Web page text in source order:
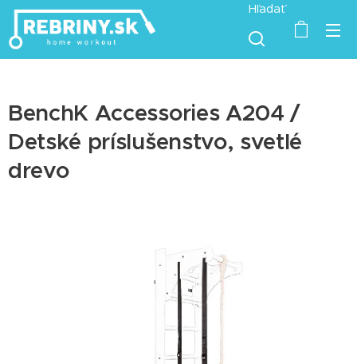
Hľadať
BenchK Accessories A204 /
Detské príslušenstvo, svetlé
drevo